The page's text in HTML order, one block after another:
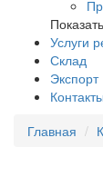
Показать
Услуги
Склад
Экспорт
Контакты
Главная